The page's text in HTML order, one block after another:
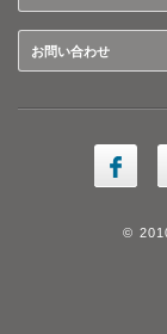
お問い合わせ
©